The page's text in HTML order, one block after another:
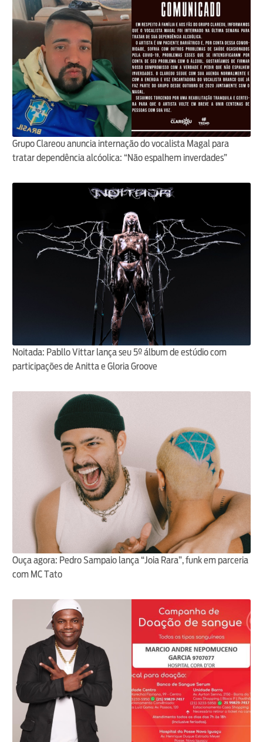
Grupo Clareou anuncia internação do vocalista Magal para
tratar dependência alcóolica: “Não espalhem inverdades”
Noitada: Pabllo Vittar lança seu 5º álbum de estúdio com
participações de Anitta e Gloria Groove
Ouça agora: Pedro Sampaio lança “Joia Rara”, funk em parceria
com MC Tato